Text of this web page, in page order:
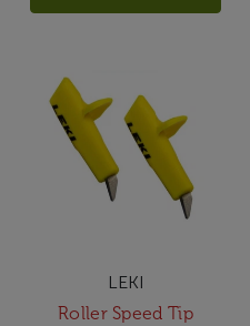
LEKI
Roller Speed Tip